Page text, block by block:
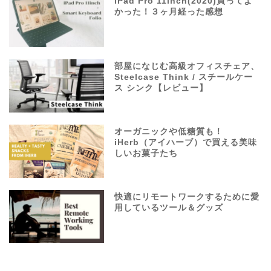
かった！３ヶ月経った感想
部屋になじむ高級オフィスチェア、
Steelcase Think / スチールケー
ス シンク【レビュー】
オーガニックや低糖質も！
iHerb（アイハーブ）で買える美味
しいお菓子たち
快適にリモートワークするために愛
用しているツール＆グッズ